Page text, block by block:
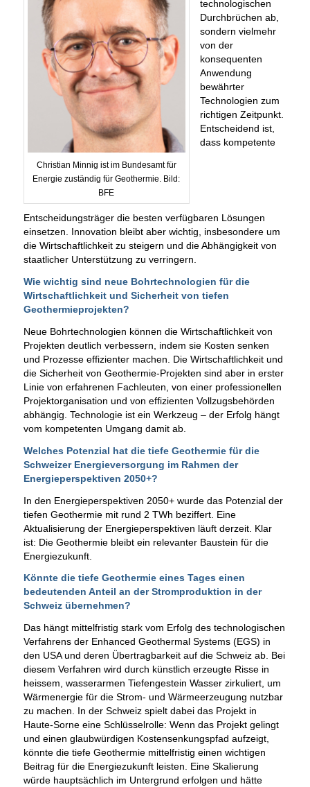
Christian Minnig ist im Bundesamt für
Energie zuständig für Geothermie. Bild:
BFE
technologischen
Durchbrüchen ab,
sondern vielmehr
von der
konsequenten
Anwendung
bewährter
Technologien zum
richtigen Zeitpunkt.
Entscheidend ist,
dass kompetente
Entscheidungsträger die besten verfügbaren Lösungen
einsetzen. Innovation bleibt aber wichtig, insbesondere um
die Wirtschaftlichkeit zu steigern und die Abhängigkeit von
staatlicher Unterstützung zu verringern.
Wie wichtig sind neue Bohrtechnologien für die
Wirtschaftlichkeit und Sicherheit von tiefen
Geothermieprojekten?
Neue Bohrtechnologien können die Wirtschaftlichkeit von
Projekten deutlich verbessern, indem sie Kosten senken
und Prozesse effizienter machen. Die Wirtschaftlichkeit und
die Sicherheit von Geothermie-Projekten sind aber in erster
Linie von erfahrenen Fachleuten, von einer professionellen
Projektorganisation und von effizienten Vollzugsbehörden
abhängig. Technologie ist ein Werkzeug – der Erfolg hängt
vom kompetenten Umgang damit ab.
Welches Potenzial hat die tiefe Geothermie für die
Schweizer Energieversorgung im Rahmen der
Energieperspektiven 2050+?
In den Energieperspektiven 2050+ wurde das Potenzial der
tiefen Geothermie mit rund 2 TWh beziffert. Eine
Aktualisierung der Energieperspektiven läuft derzeit. Klar
ist: Die Geothermie bleibt ein relevanter Baustein für die
Energiezukunft.
Könnte die tiefe Geothermie eines Tages einen
bedeutenden Anteil an der Stromproduktion in der
Schweiz übernehmen?
Das hängt mittelfristig stark vom Erfolg des technologischen
Verfahrens der Enhanced Geothermal Systems (EGS) in
den USA und deren Übertragbarkeit auf die Schweiz ab. Bei
diesem Verfahren wird durch künstlich erzeugte Risse in
heissem, wasserarmen Tiefengestein Wasser zirkuliert, um
Wärmenergie für die Strom- und Wärmeerzeugung nutzbar
zu machen. In der Schweiz spielt dabei das Projekt in
Haute-Sorne eine Schlüsselrolle: Wenn das Projekt gelingt
und einen glaubwürdigen Kostensenkungspfad aufzeigt,
könnte die tiefe Geothermie mittelfristig einen wichtigen
Beitrag für die Energiezukunft leisten. Eine Skalierung
würde hauptsächlich im Untergrund erfolgen und hätte